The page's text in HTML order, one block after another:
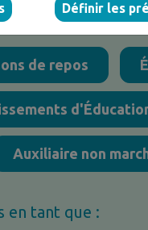
pour plus
de repos
Auxiliaire non
en tant que :
Définir les